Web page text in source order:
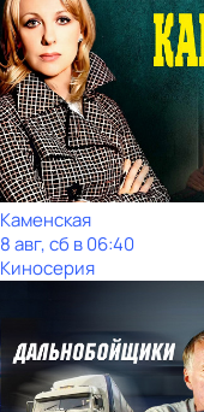
Каменская
8 авг, сб в 06:40
Киносерия